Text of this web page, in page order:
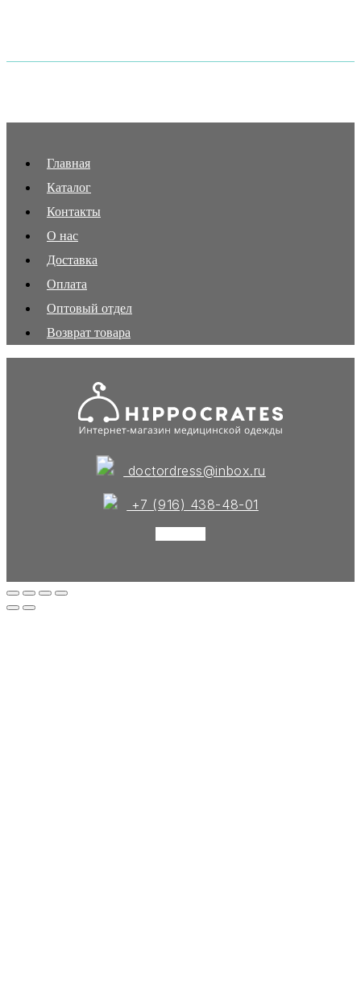
Главная
Каталог
Контакты
О нас
Доставка
Оплата
Оптовый отдел
Возврат товара
doctordress@inbox.ru
+7 (916) 438-48-01